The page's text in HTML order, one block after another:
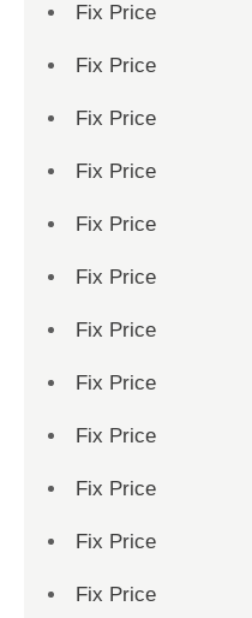
Fix Price
Fix Price
Fix Price
Fix Price
Fix Price
Fix Price
Fix Price
Fix Price
Fix Price
Fix Price
Fix Price
Fix Price